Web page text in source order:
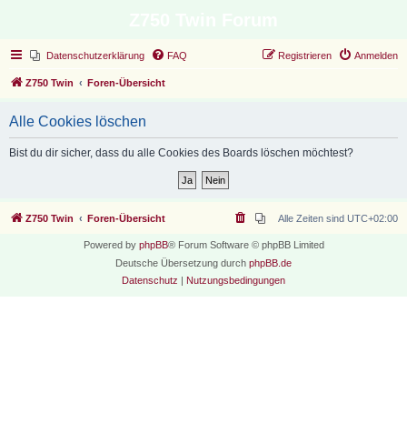
Datenschutzerklärung FAQ Anmelden
Registrieren
Z750 Twin Foren-Übersicht
Alle Cookies löschen
Bist du dir sicher, dass du alle Cookies des Boards löschen möchtest?
Z750 Twin Foren-Übersicht Alle Zeiten sind UTC+02:00
Powered by phpBB® Forum Software © phpBB Limited
Deutsche Übersetzung durch phpBB.de
Datenschutz | Nutzungsbedingungen